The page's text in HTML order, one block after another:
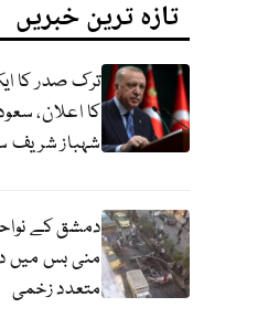
تازہ ترین خبریں
ترک صدر کا
کا اعلان،
شہباز شریف
دمشق کے
متعدد زخمی